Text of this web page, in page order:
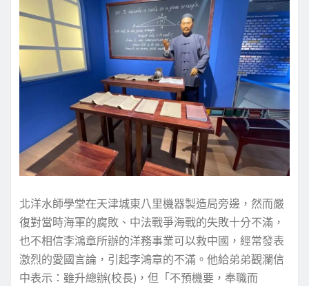
北洋水師學堂在天津城東八里機器製造局旁邊，然而嚴
復對當時海軍的腐敗、中法戰爭海戰的失敗十分不滿，
也不相信李鴻章所辦的洋務事業可以救中國，經常發表
激烈的愛國言論，引起李鴻章的不滿。他給弟弟觀瀾信
中表示：雖升總辦(校長)，但「不預機要，奉職而